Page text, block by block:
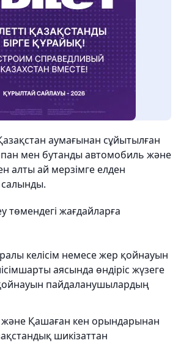
аумағынан сұйытылған
мен бутанды автомобиль және
алты ай мерзімге елден
төмендегі жағдайларға
келісім немесе жер қойнауын
аясында өндіріс жүзеге
пайдаланушылардың
Қашаған кен орындарынан
шикізаттан